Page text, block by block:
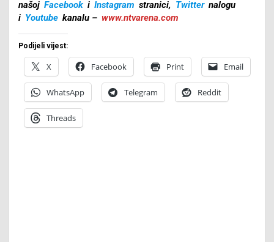
našoj Facebook i Instagram stranici, Twitter nalogu
i Youtube kanalu – www.ntvarena.com
Podijeli vijest:
X Facebook Print Email
WhatsApp Telegram Reddit
Threads